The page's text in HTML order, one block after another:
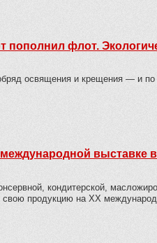
пополнил флот.
освящения и крещения — и по
выставке
кондитерской,
свою продукцию на ХХ